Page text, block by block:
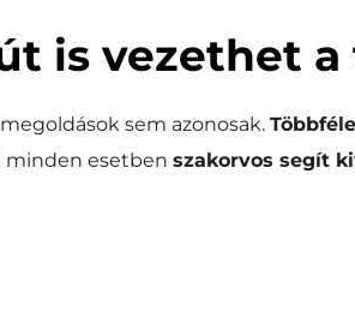
is vezethet
sem azonosak.
minden esetben szakorvos segít